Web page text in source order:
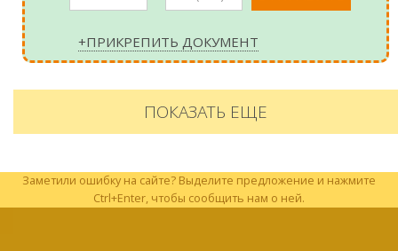
+ПРИКРЕПИТЬ ДОКУМЕНТ
ПОКАЗАТЬ ЕЩЕ
Заметили ошибку на сайте? Выделите предложение и нажмите
Ctrl+Enter, чтобы сообщить нам о ней.